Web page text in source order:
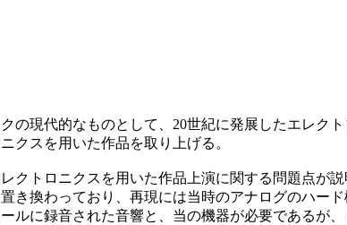
の現代的なものとして、 20世紀に発展したエレク
クスを用いた作品を取り上げる。
クトロニクスを用いた作品上演に関する問題点が
き換わっており、再現には当時のアナログのハー
ルに録音された音響と、当の機器が必要であるが